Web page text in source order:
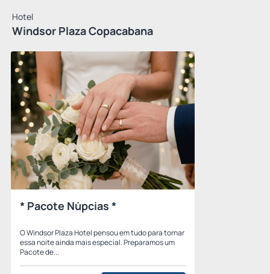
Hotel
Windsor Plaza Copacabana
* Pacote Núpcias *
O Windsor Plaza Hotel pensou em tudo para tornar
essa noite ainda mais especial. Preparamos um
Pacote de...